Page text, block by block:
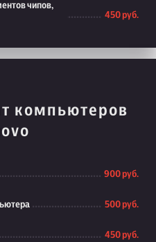
чипов,
450 руб.
компьютеров
900 руб.
500 руб.
450 руб.